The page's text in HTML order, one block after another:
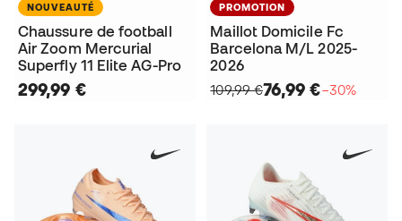
NOUVEAUTÉ
Chaussure de football
Air Zoom Mercurial
Superfly 11 Elite AG-Pro
299,99 €
PROMOTION
Maillot Domicile Fc
Barcelona M/L 2025-
2026
109,99 €76,99 €−30%